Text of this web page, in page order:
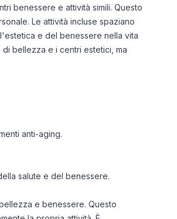
benessere e attività simili. Questo
Le attività incluse spaziano
e del benessere nella vita
bellezza e i centri estetici, ma
anti-aging.
salute e del benessere.
e benessere. Questo